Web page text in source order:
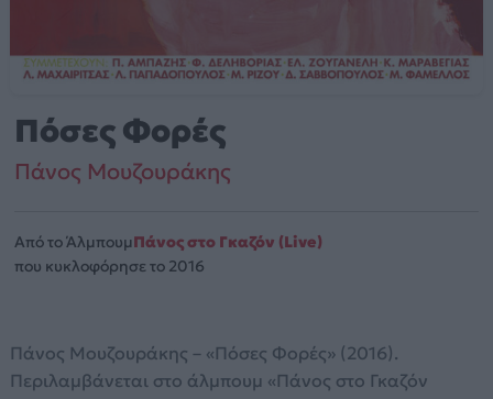
Πόσες Φορές
Πάνος Μουζουράκης
Από το ΆλμπουμΠάνος στο Γκαζόν (Live)
που κυκλοφόρησε το 2016
Πάνος Μουζουράκης – «Πόσες Φορές» (2016).
Περιλαμβάνεται στο άλμπουμ «Πάνος στο Γκαζόν